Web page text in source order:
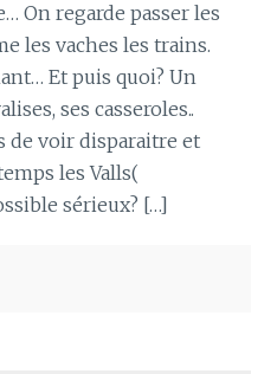
On regarde passer les
les vaches les trains.
Et puis quoi? Un
ses casseroles..
de voir disparaitre et
les Valls(
sérieux? […]